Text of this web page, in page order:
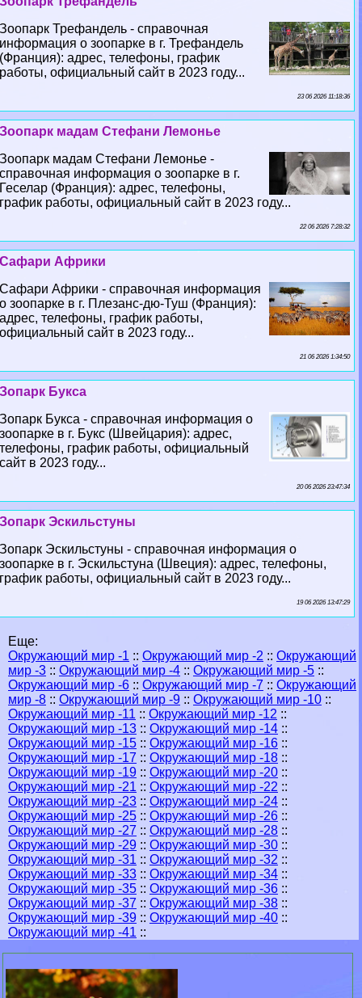
Зоопарк Трефандель - справочная
информация о зоопарке в г. Трефандель
(Франция): адрес, телефоны, график
работы, официальный сайт в 2023 году...
23 06 2026 11:18:36
Зоопарк мадам Стефани Лемонье
Зоопарк мадам Стефани Лемонье -
справочная информация о зоопарке в г.
Геселар (Франция): адрес, телефоны,
график работы, официальный сайт в 2023 году...
22 06 2026 7:28:32
Сафари Африки
Сафари Африки - справочная информация
о зоопарке в г. Плезанс-дю-Туш (Франция):
адрес, телефоны, график работы,
официальный сайт в 2023 году...
21 06 2026 1:34:50
Зопарк Букса
Зопарк Букса - справочная информация о
зоопарке в г. Букс (Швейцария): адрес,
телефоны, график работы, официальный
сайт в 2023 году...
20 06 2026 23:47:34
Зопарк Эскильстуны
Зопарк Эскильстуны - справочная информация о
зоопарке в г. Эскильстуна (Швеция): адрес, телефоны,
график работы, официальный сайт в 2023 году...
19 06 2026 13:47:29
Еще:
Окружающий мир -1 :: Окружающий мир -2 :: Окружающий
мир -3 :: Окружающий мир -4 :: Окружающий мир -5 ::
Окружающий мир -6 :: Окружающий мир -7 :: Окружающий
мир -8 :: Окружающий мир -9 :: Окружающий мир -10 ::
Окружающий мир -11 :: Окружающий мир -12 ::
Окружающий мир -13 :: Окружающий мир -14 ::
Окружающий мир -15 :: Окружающий мир -16 ::
Окружающий мир -17 :: Окружающий мир -18 ::
Окружающий мир -19 :: Окружающий мир -20 ::
Окружающий мир -21 :: Окружающий мир -22 ::
Окружающий мир -23 :: Окружающий мир -24 ::
Окружающий мир -25 :: Окружающий мир -26 ::
Окружающий мир -27 :: Окружающий мир -28 ::
Окружающий мир -29 :: Окружающий мир -30 ::
Окружающий мир -31 :: Окружающий мир -32 ::
Окружающий мир -33 :: Окружающий мир -34 ::
Окружающий мир -35 :: Окружающий мир -36 ::
Окружающий мир -37 :: Окружающий мир -38 ::
Окружающий мир -39 :: Окружающий мир -40 ::
Окружающий мир -41 ::